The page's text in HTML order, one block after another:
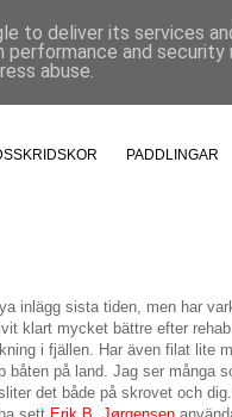
PADDLINGAR
inlägg sista tiden, men har
klart mycket bättre efter
i fjällen. Har även filat lite
båten på land. Jag ser många
det både på skrovet och
to deliver its services
performance and
abuse.